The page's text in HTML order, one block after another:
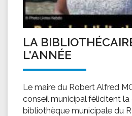
LA
L'ANNÉE
Le maire du Robert Alfred
conseil municipal félicitent
bibliothèque municipale du